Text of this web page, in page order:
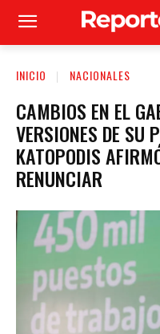
INICIO NACIONALES
CAMBIOS EN EL
VERSIONES DE SU
KATOPODIS
RENUNCIAR